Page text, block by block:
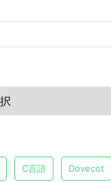
C言語 Dovecot